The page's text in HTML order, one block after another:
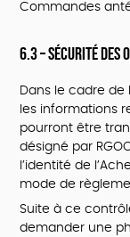
Commandes
6.3 – Sécurité des
Dans le cadre de
les informations
pourront être
désigné par
l’identité de
mode de
Suite à ce
demander une